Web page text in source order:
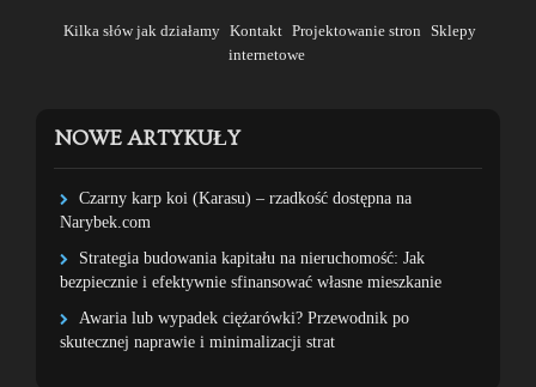
Kilka słów jak działamy Kontakt Projektowanie stron Sklepy
internetowe
NOWE ARTYKUŁY
Czarny karp koi (Karasu) – rzadkość dostępna na
Narybek.com
Strategia budowania kapitału na nieruchomość: Jak
bezpiecznie i efektywnie sfinansować własne mieszkanie
Awaria lub wypadek ciężarówki? Przewodnik po
skutecznej naprawie i minimalizacji strat